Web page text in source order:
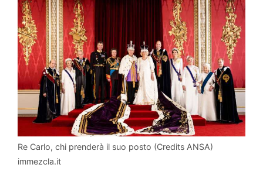
Re Carlo, chi prenderà il suo posto (Credits ANSA)
immezcla.it